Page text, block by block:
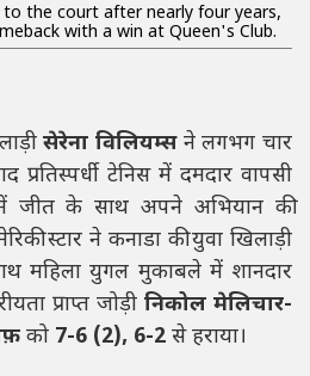
to the court after nearly four years,
with a win at Queen's Club.
सेरेना विलियम्सने लगभग चार
टेनिस में दमदार वापसी
जीत के साथ अपने अभियान की
स्टार ने कनाडा की युवा खिलाड़ी
महिला युगल मुकाबले में शानदार
प्राप्त जोड़ी निकोल मेलिचार-
को 7-6 (2), 6-2 से हराया।